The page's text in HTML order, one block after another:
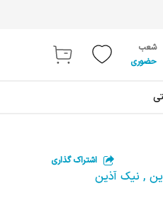
شعب
حضوری
اشتراک گذاری
, نیک آذین